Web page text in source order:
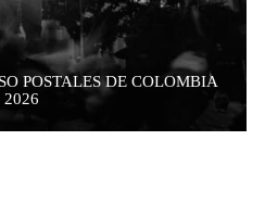
POSTALES DE COLOMBIA
2026